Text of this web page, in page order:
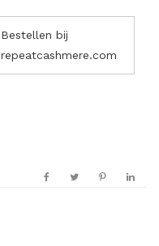
Bestellen bij
repeatcashmere.com